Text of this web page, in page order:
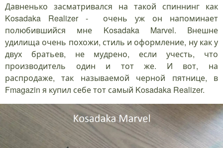
Давненько засматривался на такой спиннинг как
Kosadaka Realizer - очень уж он напоминает
полюбившийся мне Kosadaka Marvel. Внешне
удилища очень похожи, стиль и оформление, ну как у
двух братьев, не мудрено, если учесть, что
производитель один и тот же. И вот, на
распродаже, так называемой черной пятнице, в
Fmagazin я купил себе тот самый Kosadaka Realizer.